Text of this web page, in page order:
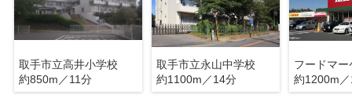
取手市立高井小学校
約850m／11分
取手市立永山中学校
約1100m／14分
約1200m